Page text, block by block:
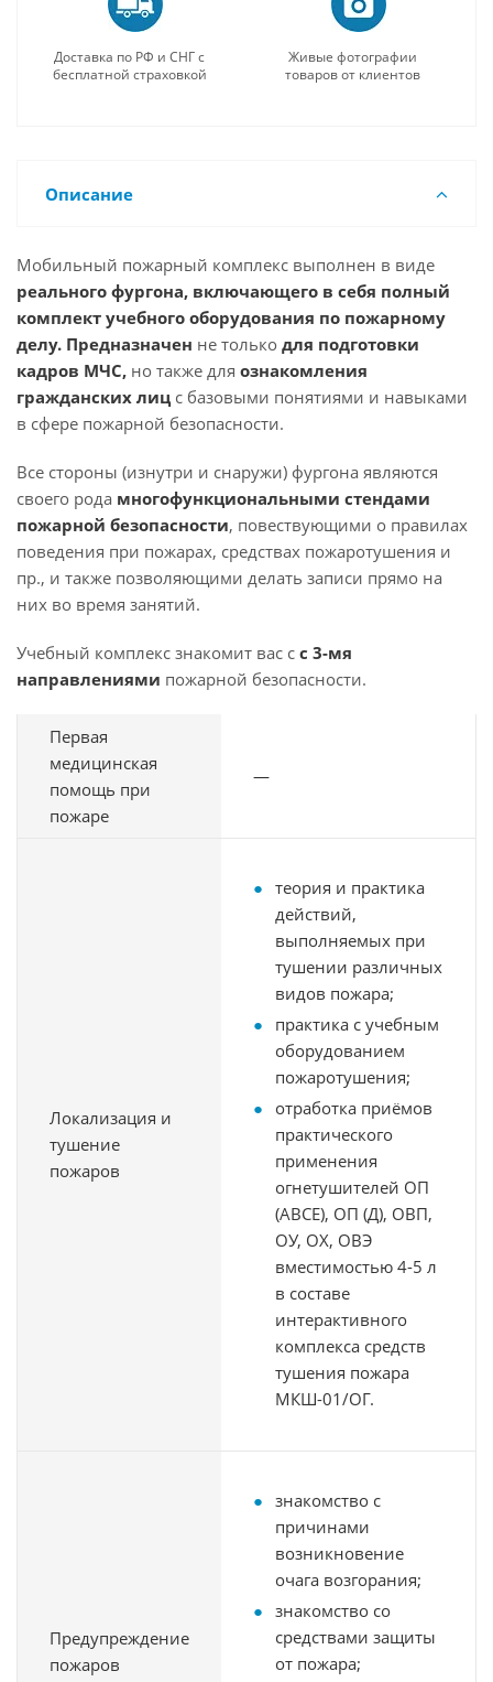
Доставка по РФ и СНГ с
бесплатной страховкой
Живые фотографии
товаров от клиентов
Описание
Мобильный пожарный комплекс выполнен в виде
реального фургона, включающего в себя полный
комплект учебного оборудования по пожарному
делу. Предназначен не только для подготовки
кадров МЧС, но также для ознакомления
гражданских лиц с базовыми понятиями и навыками
в сфере пожарной безопасности.
Все стороны (изнутри и снаружи) фургона являются
своего рода многофункциональными стендами
пожарной безопасности, повествующими о правилах
поведения при пожарах, средствах пожаротушения и
пр., и также позволяющими делать записи прямо на
них во время занятий.
Учебный комплекс знакомит вас с с 3-мя
направлениями пожарной безопасности.
Первая
медицинская
помощь при
пожаре
—
Локализация и
тушение
пожаров
теория и практика
действий,
выполняемых при
тушении различных
видов пожара;
практика с учебным
оборудованием
пожаротушения;
отработка приёмов
практического
применения
огнетушителей ОП
(АВСЕ), ОП (Д), ОВП,
ОУ, ОХ, ОВЭ
вместимостью 4-5 л
в составе
интерактивного
комплекса средств
тушения пожара
МКШ-01/ОГ.
Предупреждение
пожаров
знакомство с
причинами
возникновение
очага возгорания;
знакомство со
средствами защиты
от пожара;